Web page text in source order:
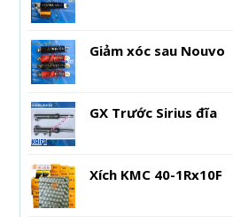
Giảm xóc sau Nouvo
GX Trước Sirius đĩa
Xích KMC 40-1Rx10F